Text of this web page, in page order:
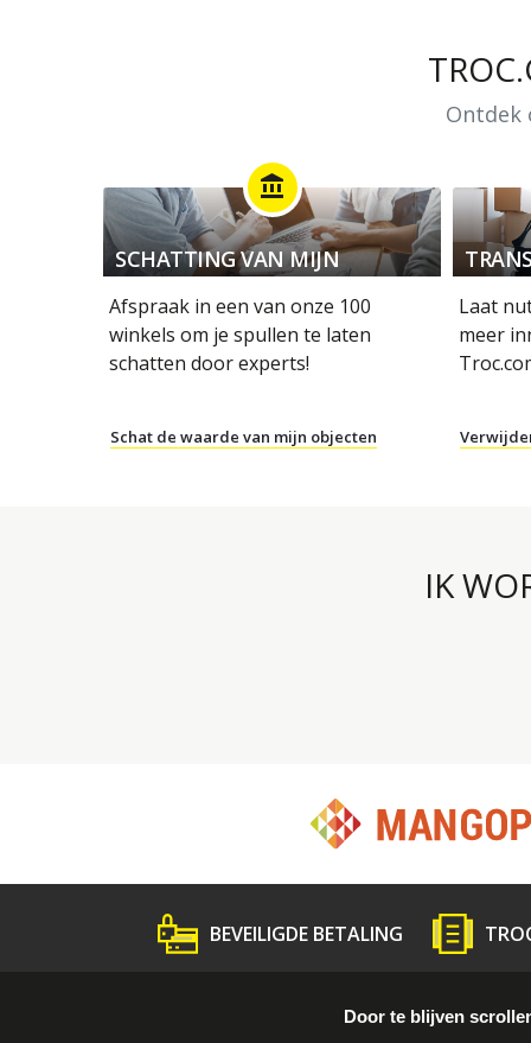
Ontdek
account_balance
SCHATTING VAN MIJN
OBJECTEN
Afspraak in een van onze 100
winkels om je spullen te laten
schatten door experts!
Schat de waarde van mijn objecten
Laat
meer
IK
BEVEILIGDE BETALING
Door te blijven